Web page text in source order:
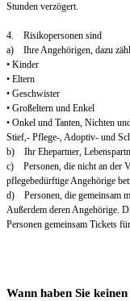
Stunden verzögert.
4. Risikopersonen sind
a) Ihre Angehörigen, dazu
• Kinder
• Eltern
• Geschwister
• Großeltern und Enkel
• Onkel und Tanten, Nichten
Stief,- Pflege-, Adoptiv- und
b) Ihr Ehepartner,
c) Personen, die nicht an der
pflegebedürftige Angehörige
d) Personen, die gemeinsam
Außerdem deren Angehörige.
Personen gemeinsam Tickets
Wann haben Sie